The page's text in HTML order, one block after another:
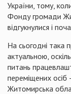
України, тому,
Фонду громади
відгукнулися і
На сьогодні така
актуальною,
питань
переміщених
Житомирська